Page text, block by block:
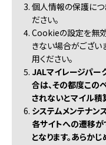
3. 個人情報の保護につ
ださい。
4. Cookieの設定を無
きない場合がござい
用ください。
5. JALマイレージパー
合は、その都度この
されないとマイル積
6. システムメンテナ
各サイトへの遷移
となります。あらか